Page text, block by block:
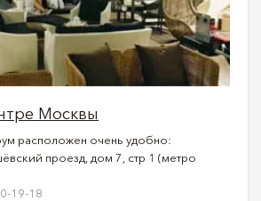
Москвы
расположен очень удобно:
проезд, дом 7, стр 1 (метро
19-18